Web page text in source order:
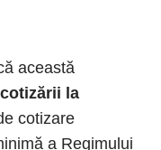
această
la
cotizare
a Regimului